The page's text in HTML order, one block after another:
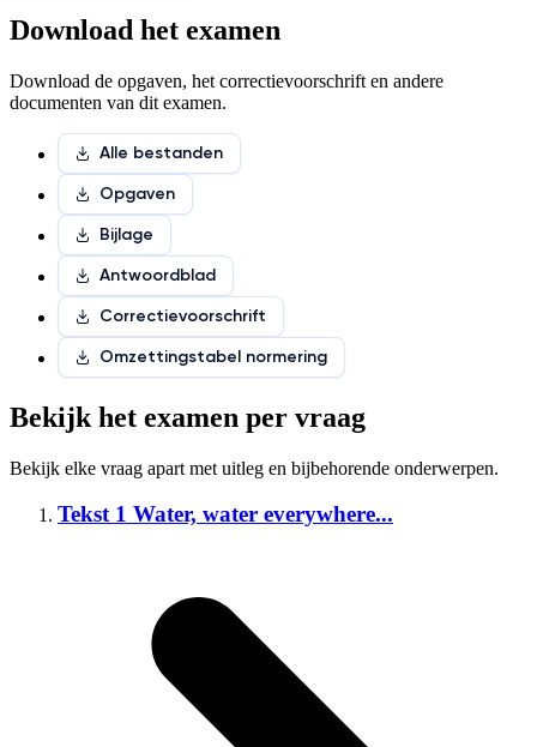
Download het examen
Download de opgaven, het correctievoorschrift en andere
documenten van dit examen.
Alle bestanden
Opgaven
Bijlage
Antwoordblad
Correctievoorschrift
Omzettingstabel normering
Bekijk het examen per vraag
Bekijk elke vraag apart met uitleg en bijbehorende onderwerpen.
Tekst 1 Water, water everywhere...